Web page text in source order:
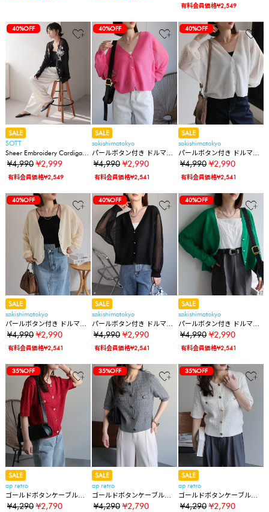
有料会員価格¥2,549
40%OFF
SALE
SOTT
Sheer Embroidery Cardigan
／シアー刺繍カーディガン
¥4,990 ¥2,999
有料会員価格¥2,549
40%OFF
SALE
sakishimatokyo
パールボタン付き ドルマン
スリーブシアーカーディガ
¥4,990 ¥2,990
有料会員価格¥2,541
40%OFF
SALE
sakishimatokyo
パールボタン付き ドルマン
スリーブシアーカーディガ
¥4,990 ¥2,990
有料会員価格¥2,541
40%OFF
SALE
sakishimatokyo
パールボタン付き ドルマン
スリーブシアーカーディガ
ン/冷房対策
¥4,990 ¥2,990
有料会員価格¥2,541
40%OFF
SALE
sakishimatokyo
パールボタン付き ドルマン
スリーブシアーカーディガ
ン/冷房対策
¥4,990 ¥2,990
有料会員価格¥2,541
40%OFF
SALE
sakishimatokyo
パールボタン付き ドルマン
スリーブシアーカーディガ
ン/冷房対策
¥4,990 ¥2,990
有料会員価格¥2,541
35%OFF
SALE
ap retro
ゴールドボタンケーブル編
み半袖カーディガン / 冷房
¥4,290 ¥2,790
35%OFF
SALE
ap retro
ゴールドボタンケーブル編
み半袖カーディガン / 冷房
¥4,290 ¥2,790
35%OFF
35%OFF
SALE
ap retro
ゴールドボタンケーブル編
み半袖カーディガン / 冷房
¥4,290 ¥2,790